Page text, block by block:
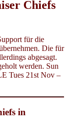
Chiefs
für die
Die für
abgesagt.
werden. Sun
Tues 21st Nov –
in